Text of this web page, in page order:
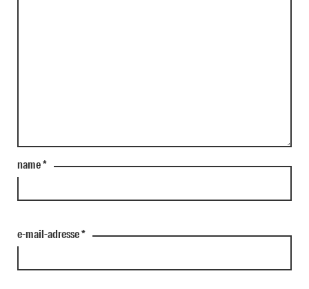
name*
e-mail-adresse*